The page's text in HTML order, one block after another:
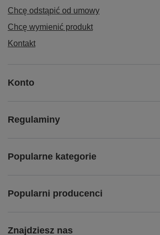
Chcę odstąpić od umowy
Chcę wymienić produkt
Kontakt
Konto
Regulaminy
Popularne kategorie
Popularni producenci
Znajdziesz nas